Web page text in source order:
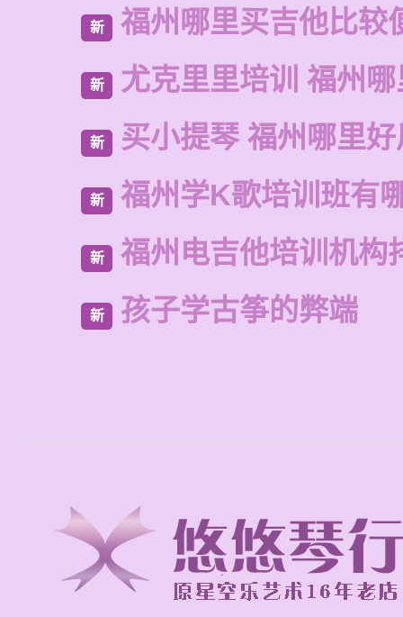
新 福州哪里买吉他比较
新 尤克里里培训 福州
新 买小提琴 福州哪里
新 福州学K歌培训班有
新 福州电吉他培训机构
新 孩子学古筝的弊端